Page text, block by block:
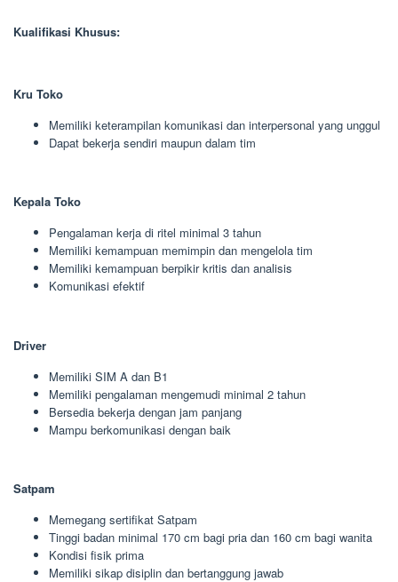
Kualifikasi Khusus:
Kru Toko
Memiliki keterampilan komunikasi dan interpersonal yang unggul
Dapat bekerja sendiri maupun dalam tim
Kepala Toko
Pengalaman kerja di ritel minimal 3 tahun
Memiliki kemampuan memimpin dan mengelola tim
Memiliki kemampuan berpikir kritis dan analisis
Komunikasi efektif
Driver
Memiliki SIM A dan B1
Memiliki pengalaman mengemudi minimal 2 tahun
Bersedia bekerja dengan jam panjang
Mampu berkomunikasi dengan baik
Satpam
Memegang sertifikat Satpam
Tinggi badan minimal 170 cm bagi pria dan 160 cm bagi wanita
Kondisi fisik prima
Memiliki sikap disiplin dan bertanggung jawab